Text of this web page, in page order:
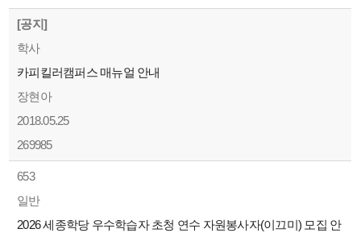
[공지]
학사
카피킬러캠퍼스 매뉴얼 안내
장현아
2018.05.25
269985
653
일반
2026 세종학당 우수학습자 초청 연수 자원봉사자(이끄미) 모집 안